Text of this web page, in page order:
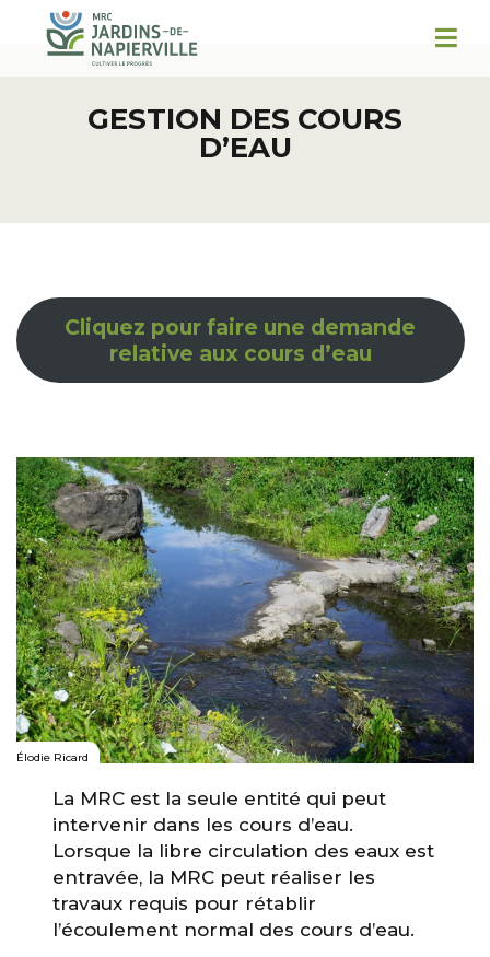
GESTION DES COURS
D’EAU
Cliquez pour faire une demande
relative aux cours d’eau
Élodie Ricard
La MRC est la seule entité qui peut
intervenir dans les cours d’eau.
Lorsque la libre circulation des eaux est
entravée, la MRC peut réaliser les
travaux requis pour rétablir
l’écoulement normal des cours d’eau.